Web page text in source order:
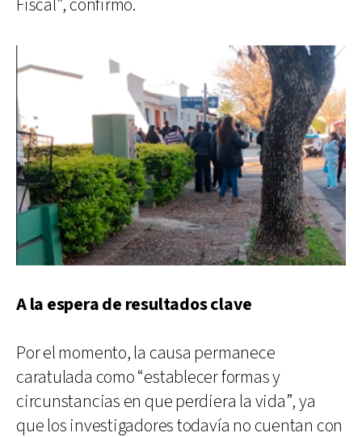
Fiscal”, confirmó.
A la espera de resultados clave
Por el momento, la causa permanece
caratulada como “establecer formas y
circunstancias en que perdiera la vida”, ya
que los investigadores todavía no cuentan con